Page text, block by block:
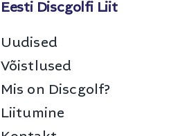
Eesti Discgolfi Liit
Uudised
Võistlused
Mis on Discgolf?
Liitumine